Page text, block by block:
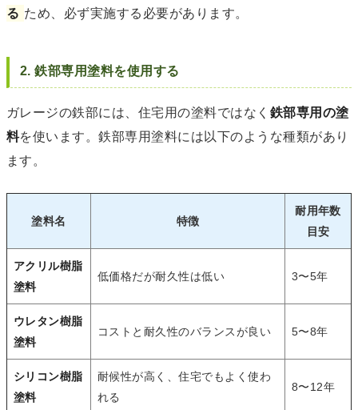
る ため、必ず実施する必要があります。
2. 鉄部専用塗料を使用する
ガレージの鉄部には、住宅用の塗料ではなく 鉄部専用の塗
料を使います。鉄部専用塗料には以下のような種類があり
ます。
塗料名 特徴
耐用年数
目安
アクリル樹脂
塗料
低価格だが耐久性は低い 3〜5年
ウレタン樹脂
塗料
コストと耐久性のバランスが良い 5〜8年
シリコン樹脂
塗料
耐候性が高く、住宅でもよく使わ
れる
8〜12年